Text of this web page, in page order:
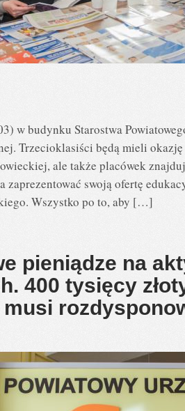
w budynku Starostwa
Trzecioklasiści będą mieli
ale także placówek
zaprezentować swoją ofertę
Wszystko po to, aby […]
pieniądze na
400 tysięcy